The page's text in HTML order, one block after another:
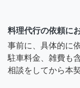
料理代行の依頼に
事前に、具体的に
駐車料金、雑費も
相談をしてから本